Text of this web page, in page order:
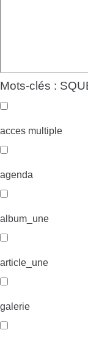
Mots-clés :
acces multiple
agenda
album_une
article_une
galerie